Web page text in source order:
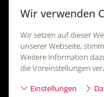
Wir verwenden
Wir setzen auf dieser
unserer Webseite,
Weitere Information
die Voreinstellungen
Einstellungen
Folgen Sie uns